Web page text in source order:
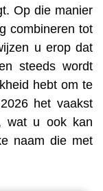
Op die manier
combineren tot
u erop dat
steeds wordt
hebt om te
het vaakst
wat u ook kan
naam die met